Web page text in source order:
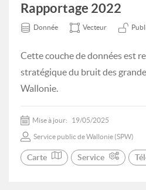
Rapportage 2022
Donnée Vecteur
Cette couche de données est
stratégique du bruit des
Wallonie.
Mise à jour: 19/05/2025
Service public de Wallonie (SPW)
Carte Service